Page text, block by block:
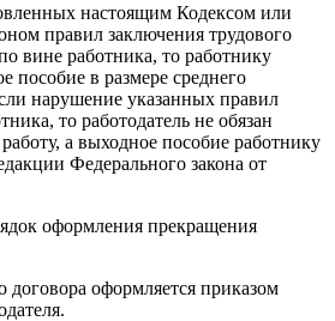
настоящим Кодексом или
правил заключения трудового
вине работника, то работнику
пособие в размере среднего
нарушение указанных правил
то работодатель не обязан
а выходное пособие работнику
Федерального закона от
оформления прекращения
договора оформляется приказом